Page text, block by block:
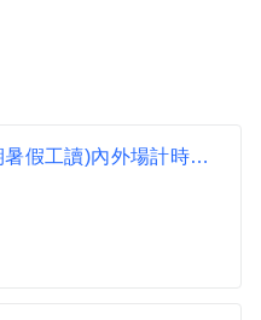
京都勝牛-南港Lalaport(短期暑假工讀)內外場計時員(早晚任選)時薪240-270、加碼假日津貼時薪252-282